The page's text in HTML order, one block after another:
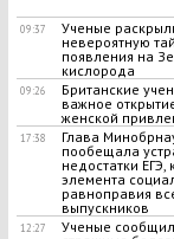
09:37
​Ученые
невероятную
появления на
кислорода
09:26
Британские
важное
женской
17:38
Глава
пообещала
недостатки ЕГЭ,
элемента
равноправия
выпускников
12:27
Ученые